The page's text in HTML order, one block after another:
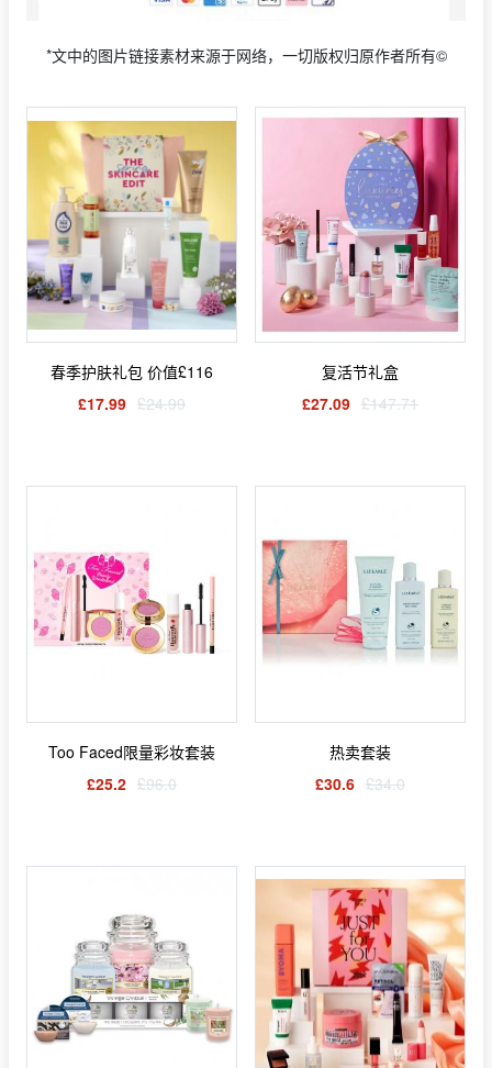
*文中的图片链接素材来源于网络，一切版权归原作者所有©
春季护肤礼包 价值£116
£17.99 £24.99
复活节礼盒
£27.09 £147.71
Too Faced限量彩妆套装
£25.2 £96.0
热卖套装
£30.6 £34.0